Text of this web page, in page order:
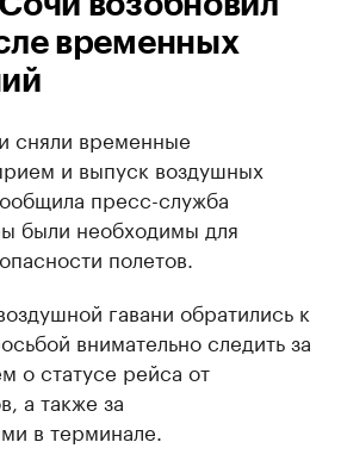
временных
сняли временные
и выпуск воздушных
пресс-служба
были необходимы для
полетов.
гавани обратились к
внимательно следить за
о статусе рейса от
а также за
в терминале.